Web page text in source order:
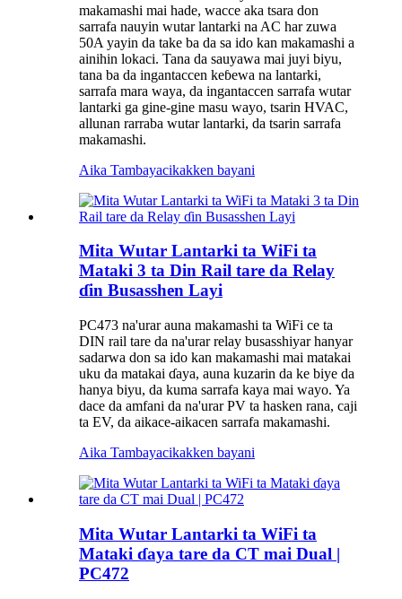
makamashi mai hade, wacce aka tsara don
sarrafa nauyin wutar lantarki na AC har zuwa
50A yayin da take ba da sa ido kan makamashi a
ainihin lokaci. Tana da sauyawa mai juyi biyu,
tana ba da ingantaccen keɓewa na lantarki,
sarrafa mara waya, da ingantaccen sarrafa wutar
lantarki ga gine-gine masu wayo, tsarin HVAC,
allunan rarraba wutar lantarki, da tsarin sarrafa
makamashi.
Aika Tambayacikakken bayani
Mita Wutar Lantarki ta WiFi ta
Mataki 3 ta Din Rail tare da Relay
ɗin Busasshen Layi
PC473 na'urar auna makamashi ta WiFi ce ta
DIN rail tare da na'urar relay busasshiyar hanyar
sadarwa don sa ido kan makamashi mai matakai
uku da matakai ɗaya, auna kuzarin da ke biye da
hanya biyu, da kuma sarrafa kaya mai wayo. Ya
dace da amfani da na'urar PV ta hasken rana, caji
ta EV, da aikace-aikacen sarrafa makamashi.
Aika Tambayacikakken bayani
Mita Wutar Lantarki ta WiFi ta
Mataki ɗaya tare da CT mai Dual |
PC472